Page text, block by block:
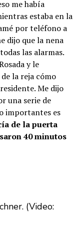
me había
estaba en la
por teléfono a
dijo que la nena
las alarmas.
y le
la reja cómo
Me dijo
una serie de
importantes es
de la puerta
40 minutos
(Video: